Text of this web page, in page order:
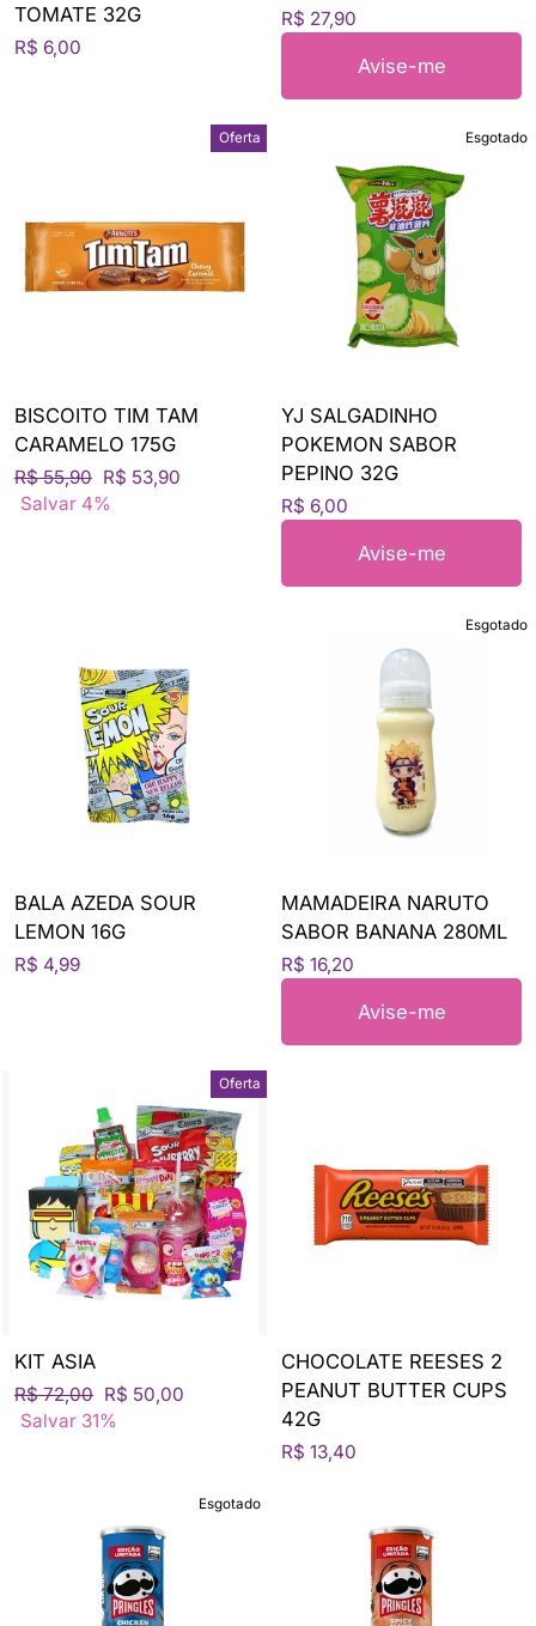
TOMATE 32G
R$ 6,00
R$ 27,90
Avise-me
Oferta
BISCOITO TIM TAM
CARAMELO 175G
Preço
normal
R$ 55,90 Preço
de
R$ 53,90
Salvar 4%
Esgotado
YJ SALGADINHO
POKEMON SABOR
PEPINO 32G
R$ 6,00
Avise-me
BALA AZEDA SOUR
LEMON 16G
R$ 4,99
Esgotado
MAMADEIRA NARUTO
SABOR BANANA 280ML
R$ 16,20
Avise-me
Oferta
KIT ASIA
Preço
normal
R$ 72,00 Preço
de
R$ 50,00
Salvar 31%
CHOCOLATE REESES 2
PEANUT BUTTER CUPS
42G
R$ 13,40
Esgotado